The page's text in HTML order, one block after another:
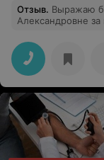
Отзыв. Выражаю
Александровне за
нелегкий труд!